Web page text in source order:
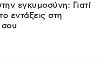
εγκυμοσύνη: Γιατί
εντάξεις στη
σου